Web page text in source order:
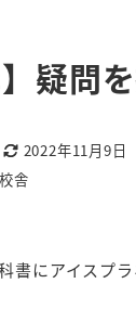
】疑問
更新日
2022年11月9日
舎
書にアイスプ